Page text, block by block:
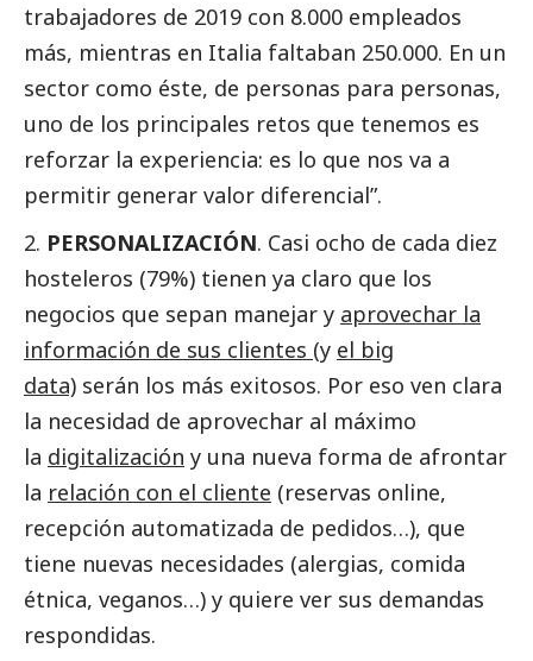
trabajadores de 2019 con 8.000 empleados
más, mientras en Italia faltaban 250.000. En un
sector como éste, de personas para personas,
uno de los principales retos que tenemos es
reforzar la experiencia: es lo que nos va a
permitir generar valor diferencial”.
PERSONALIZACIÓN. Casi ocho de cada diez
hosteleros (79%) tienen ya claro que los
negocios que sepan manejar y aprovechar la
información de sus clientes (y el big
data) serán los más exitosos. Por eso ven clara
la necesidad de aprovechar al máximo
la digitalización y una nueva forma de afrontar
la relación con el cliente (reservas online,
recepción automatizada de pedidos…), que
tiene nuevas necesidades (alergias, comida
étnica, veganos…) y quiere ver sus demandas
respondidas.